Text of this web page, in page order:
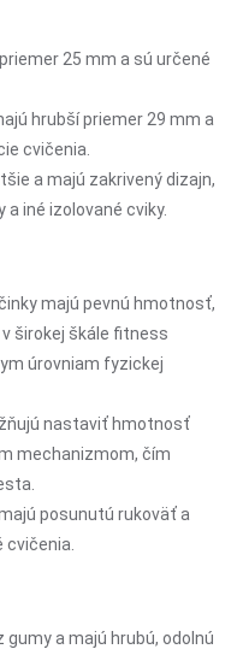
25 mm a sú určené
hrubší priemer 29 mm a
cvičenia.
a majú zakrivený dizajn,
iné izolované cviky.
majú pevnú hmotnosť,
širokej škále fitness
úrovniam fyzickej
nastaviť hmotnosť
mechanizmom, čím
posunutú rukoväť a
a majú hrubú, odolnú